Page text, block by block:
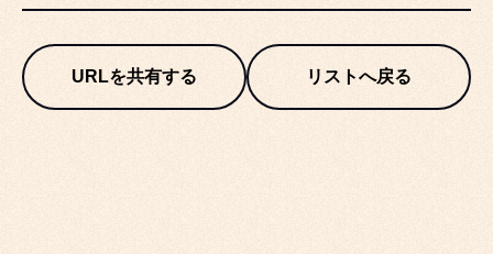
URLを共有する リストへ戻る